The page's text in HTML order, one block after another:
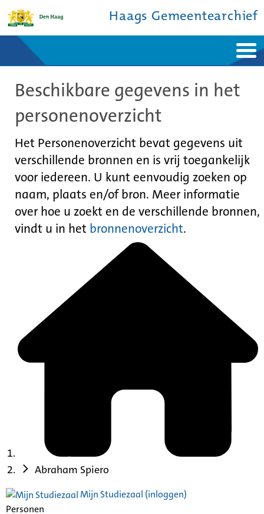
Haags Gemeentearchief
Ontdek de stad
De studiezaal
Bronnen en collecties
Contact
Beschikbare gegevens in het
personenoverzicht
Het Personenoverzicht bevat gegevens uit
verschillende bronnen en is vrij toegankelijk
voor iedereen. U kunt eenvoudig zoeken op
naam, plaats en/of bron. Meer informatie
over hoe u zoekt en de verschillende bronnen,
vindt u in het bronnenoverzicht.
Abraham Spiero
Mijn Studiezaal (inloggen)
Personen